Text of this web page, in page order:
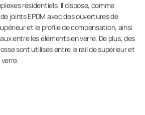
résidentiels. Il dispose, comme
joints EPDM avec des ouvertures de
et le profilé de compensation, ainsi
entre les éléments en verre. De plus, des
sont utilisés entre le rail de supérieur et